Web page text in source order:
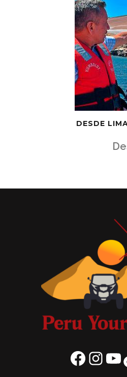
DESDE
FacebookInstagram